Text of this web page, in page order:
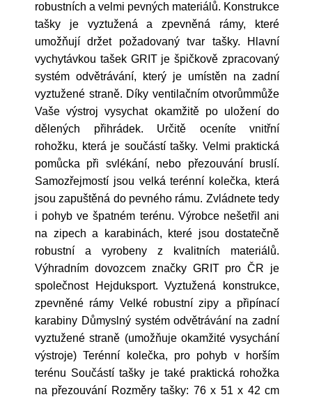
robustních a velmi pevných materiálů. Konstrukce
tašky je vyztužená a zpevněná rámy, které
umožňují držet požadovaný tvar tašky. Hlavní
vychytávkou tašek GRIT je špičkově zpracovaný
systém odvětrávání, který je umístěn na zadní
vyztužené straně. Díky ventilačním otvorůmmůže
Vaše výstroj vysychat okamžitě po uložení do
dělených přihrádek. Určitě oceníte vnitřní
rohožku, která je součástí tašky. Velmi praktická
pomůcka při svlékání, nebo přezouvání bruslí.
Samozřejmostí jsou velká terénní kolečka, která
jsou zapuštěná do pevného rámu. Zvládnete tedy
i pohyb ve špatném terénu. Výrobce nešetřil ani
na zipech a karabinách, které jsou dostatečně
robustní a vyrobeny z kvalitních materiálů.
Výhradním dovozcem značky GRIT pro ČR je
společnost Hejduksport. Vyztužená konstrukce,
zpevněné rámy Velké robustní zipy a připínací
karabiny Důmyslný systém odvětrávání na zadní
vyztužené straně (umožňuje okamžité vysychání
výstroje) Terénní kolečka, pro pohyb v horším
terénu Součástí tašky je také praktická rohožka
na přezouvání Rozměry tašky: 76 x 51 x 42 cm